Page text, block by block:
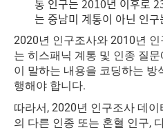
통 인구는 2010년 이후로
는 중남미 계통이 아닌 인
2020년 인구조사와 2010년
는 히스패닉 계통 및 인종 질
이 말하는 내용을 코딩하는 방
행해야 합니다.
따라서, 2020년 인구조사 데
의 다른 인종 또는 혼혈 인구,